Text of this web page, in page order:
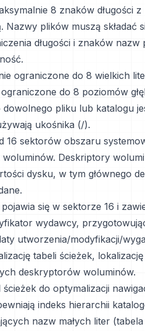
8 znaków długości
plików muszą składać
długości i znaków nazw
ograniczone do 8 wielkich
do 8 poziomów
dowolnego pliku lub katalogu
ukośnika (/).
16 sektorów obszaru
Deskriptory
dysku, w tym głównego
się w sektorze 16 i
wydawcy,
utworzenia/modyfikacji/
tabeli ścieżek, lokalizację
deskryptorów woluminów.
do optymalizacji
indeks hierarchii
nazw małych liter